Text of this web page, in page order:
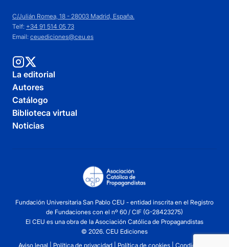
C/Julián Romea, 18 - 28003 Madrid, España.
Telf: +34 91 514 05 73
Email: ceuediciones@ceu.es
La editorial
Autores
Catálogo
Biblioteca virtual
Noticias
Fundación Universitaria San Pablo CEU - entidad inscrita en el Registro
de Fundaciones con el nº 60 / CIF (G-28423275)
El CEU es una obra de la Asociación Católica de Propagandistas
© 2026. CEU Ediciones
Aviso legal
Política de privacidad| Política de cookies| Condiciones